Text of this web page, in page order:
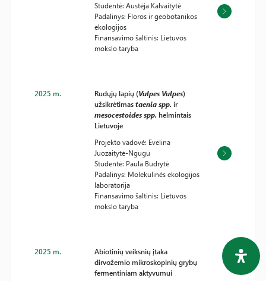
Studentė: Austėja Kalvaitytė
Padalinys: Floros ir geobotanikos
ekologijos
Finansavimo šaltinis: Lietuvos
mokslo taryba
2025 m. Rudųjų lapių (Vulpes Vulpes)
užsikrėtimastaenia spp.ir
mesocestoides spp.helmintais
Lietuvoje
Projekto vadovė: Evelina
Juozaitytė-Ngugu
Studentė: Paula Budrytė
Padalinys: Molekulinės ekologijos
laboratorija
Finansavimo šaltinis: Lietuvos
mokslo taryba
2025 m.
Abiotinių veiksnių įtaka
dirvožemio mikroskopinių grybų
fermentiniam aktyvumui